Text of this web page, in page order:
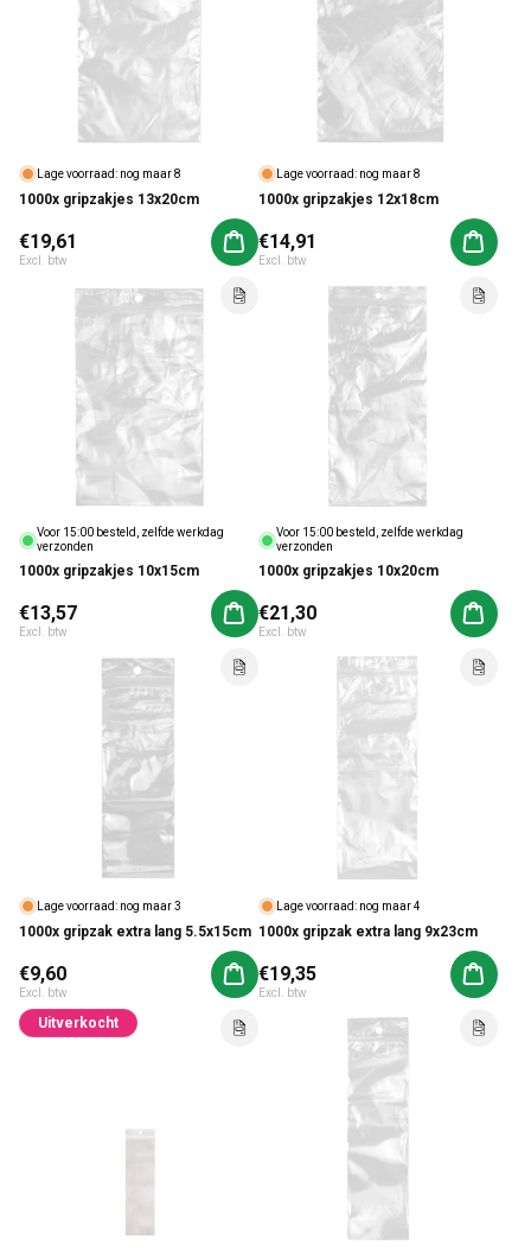
Lage voorraad: nog maar 8
1000x gripzakjes 13x20cm
Normale prijs
€19,61
Excl. btw
Aan winkelwagen toevoegen
Lage voorraad: nog maar 8
1000x gripzakjes 12x18cm
Normale prijs
€14,91
Excl. btw
Aan
Voor 15:00 besteld, zelfde werkdag
verzonden
1000x gripzakjes 10x15cm
Normale prijs
€13,57
Excl. btw
Aan winkelwagen toevoegen
Voor 15:00 besteld, zelfde werkdag
verzonden
1000x gripzakjes 10x20cm
Normale prijs
€21,30
Excl. btw
Aan
Lage voorraad: nog maar 3
1000x gripzak extra lang 5.5x15cm
Normale prijs
€9,60
Excl. btw
Aan winkelwagen toevoegen
Lage voorraad: nog maar 4
1000x gripzak extra lang 9x23cm
Normale prijs
€19,35
Excl. btw
Aan
Uitverkocht